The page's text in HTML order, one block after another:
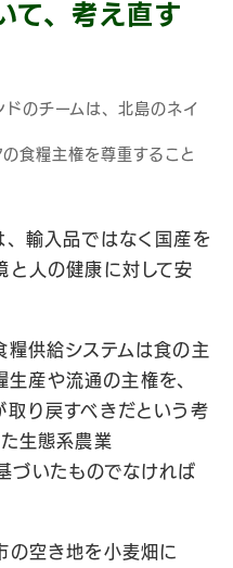
て、考え直す
ドのチームは、北島のネイ
食糧主権を尊重すること
、輸入品ではなく国産を
と人の健康に対して安
供給システムは食の主
産や流通の主権を、
り戻すべきだという考
生態系農業
づいたものでなければ
の空き地を小麦畑に